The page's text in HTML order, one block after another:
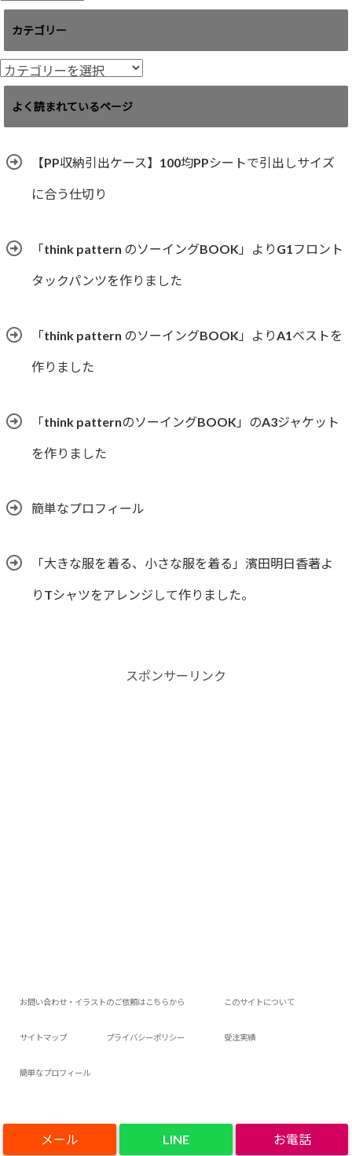
LINE
ー
イ
ブ
カテゴリー
カ
テ
リ
よく読まれているページ
【PP収納引出ケース】100均PPシートで引出しサイズ
に合う仕切り
「think pattern のソーイングBOOK」よりG1フロント
タックパンツを作りました
「think pattern のソーイングBOOK」よりA1ベストを
作りました
「think patternのソーイングBOOK」のA3ジャケット
を作りました
簡単なプロフィール
「大きな服を着る、小さな服を着る」濱田明日香著よ
りTシャツをアレンジして作りました。
スポンサーリンク
お問い合わせ・イラストのご依頼はこちらから このサイトについて
サイトマップ プライバシーポリシー 受注実績
簡単なプロフィール
Copyright© アロアロウィの今日は何作ろ？ , 2023 All Rights Reserved.